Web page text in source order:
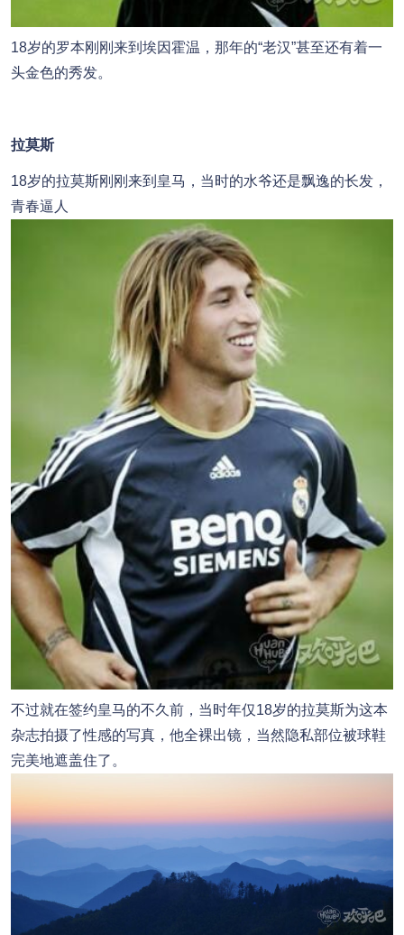
18岁的罗本刚刚来到埃因霍温，那年的“老汉”甚至还有着一
头金色的秀发。
拉莫斯
18岁的拉莫斯刚刚来到皇马，当时的水爷还是飘逸的长发，
青春逼人
不过就在签约皇马的不久前，当时年仅18岁的拉莫斯为这本
杂志拍摄了性感的写真，他全裸出镜，当然隐私部位被球鞋
完美地遮盖住了。